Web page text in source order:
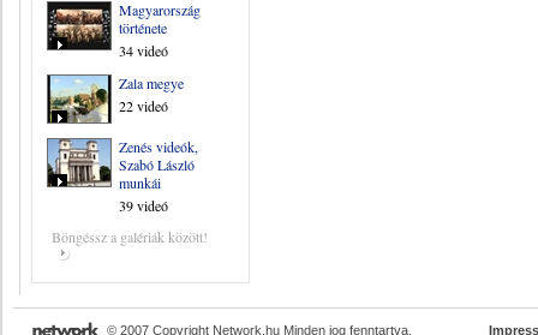
Magyarország
története
34 videó
Zala megye
22 videó
Zenés videók,
Szabó László
munkái
39 videó
Böngéssz a galériák között!
© 2007 Copyright Network.hu Minden jog fenntartva.